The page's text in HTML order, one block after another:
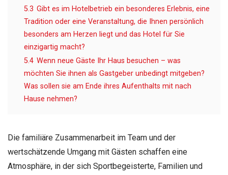
5.3 Gibt es im Hotelbetrieb ein besonderes Erlebnis, eine
Tradition oder eine Veranstaltung, die Ihnen persönlich
besonders am Herzen liegt und das Hotel für Sie
einzigartig macht?
5.4 Wenn neue Gäste Ihr Haus besuchen – was
möchten Sie ihnen als Gastgeber unbedingt mitgeben?
Was sollen sie am Ende ihres Aufenthalts mit nach
Hause nehmen?
Die familiäre Zusammenarbeit im Team und der
wertschätzende Umgang mit Gästen schaffen eine
Atmosphäre, in der sich Sportbegeisterte, Familien und